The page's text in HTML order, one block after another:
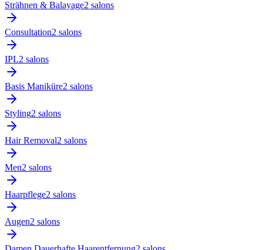
Strähnen & Balayage2 salons
Consultation2 salons
IPL2 salons
Basis Maniküre2 salons
Styling2 salons
Hair Removal2 salons
Men2 salons
Haarpflege2 salons
Augen2 salons